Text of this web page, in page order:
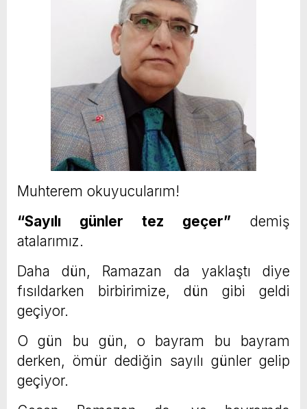
Muhterem okuyucularım!
“Sayılı günler tez geçer” demiş
atalarımız.
Daha dün, Ramazan da yaklaştı diye
fısıldarken birbirimize, dün gibi geldi
geçiyor.
O gün bu gün, o bayram bu bayram
derken, ömür dediğin sayılı günler gelip
geçiyor.